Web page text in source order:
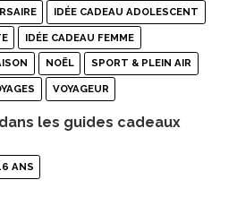
IDÉE CADEAU ADOLESCENT
IDÉE CADEAU FEMME
NOËL SPORT & PLEIN AIR
VOYAGEUR
les guides cadeaux
ANS